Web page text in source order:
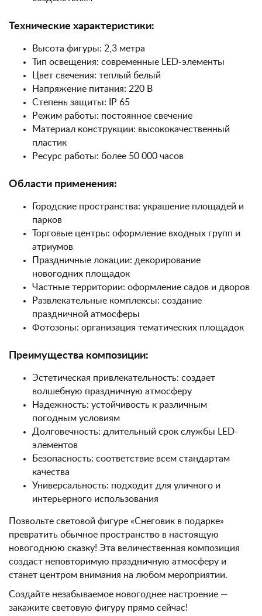
Технические характеристики:
Высота фигуры: 2,3 метра
Тип освещения: современные LED-элементы
Цвет свечения: теплый белый
Напряжение питания: 220 В
Степень защиты: IP 65
Режим работы: постоянное свечение
Материал конструкции: высококачественный
пластик
Ресурс работы: более 50 000 часов
Области применения:
Городские пространства: украшение площадей и
парков
Торговые центры: оформление входных групп и
атриумов
Праздничные локации: декорирование
новогодних площадок
Частные территории: оформление садов и дворов
Развлекательные комплексы: создание
праздничной атмосферы
Фотозоны: организация тематических площадок
Преимущества композиции:
Эстетическая привлекательность: создает
волшебную праздничную атмосферу
Надежность: устойчивость к различным
погодным условиям
Долговечность: длительный срок службы LED-
элементов
Безопасность: соответствие всем стандартам
качества
Универсальность: подходит для уличного и
интерьерного использования
Позвольте световой фигуре «Снеговик в подарке»
превратить обычное пространство в настоящую
новогоднюю сказку! Эта величественная композиция
создаст неповторимую праздничную атмосферу и
станет центром внимания на любом мероприятии.
Создайте незабываемое новогоднее настроение —
закажите световую фигуру прямо сейчас!